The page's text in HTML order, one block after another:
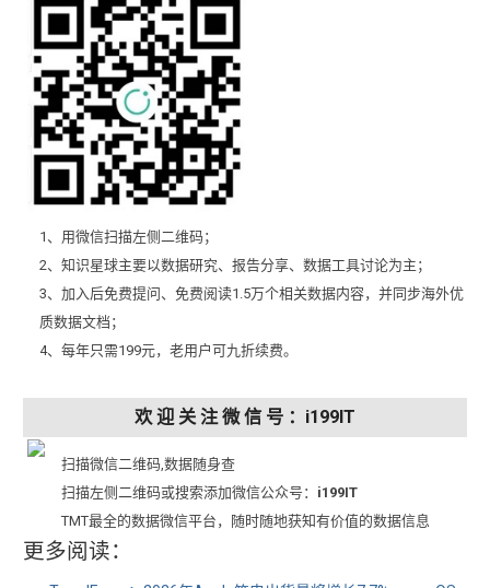
1、用微信扫描左侧二维码；
2、知识星球主要以数据研究、报告分享、数据工具讨论为主；
3、加入后免费提问、免费阅读1.5万个相关数据内容，并同步海外优
质数据文档；
4、每年只需199元，老用户可九折续费。
欢 迎 关 注 微 信 号 ：i199IT
扫描微信二维码,数据随身查
扫描左侧二维码或搜索添加微信公众号： i199IT
TMT最全的数据微信平台，随时随地获知有价值的数据信息
更多阅读：